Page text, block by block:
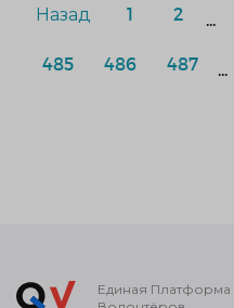
Назад 1 2
485 486 487
Единая Платформа